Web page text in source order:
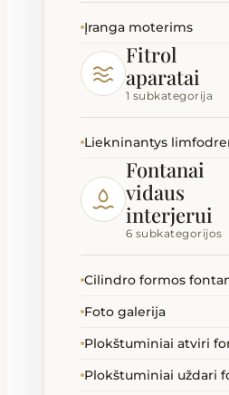
Įranga moterims
Fitrol
aparatai
1 subkategorija
Liekninantys
Fontanai
vidaus
interjerui
6 subkategorijos
Cilindro formos
Foto galerija
Plokštuminiai atviri
Plokštuminiai uždari